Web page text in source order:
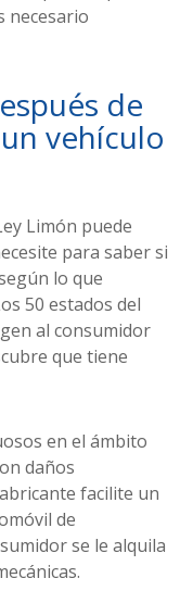
necesario
de
vehículo
Limón puede
para saber si
lo que
50 estados del
al consumidor
que tiene
en el ámbito
daños
facilite un
de
se le alquila